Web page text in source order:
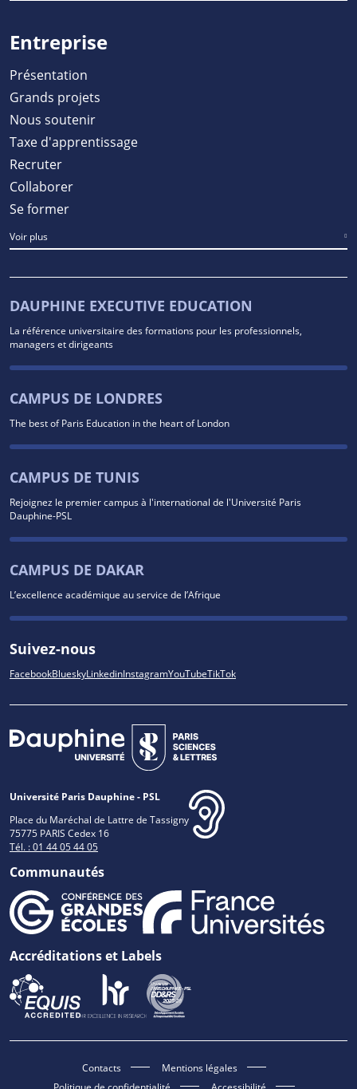
Entreprise
Présentation
Grands projets
Nous soutenir
Taxe d'apprentissage
Recruter
Collaborer
Se former
Voir plus
DAUPHINE EXECUTIVE EDUCATION
La référence universitaire des formations pour les professionnels,
managers et dirigeants
CAMPUS DE LONDRES
The best of Paris Education in the heart of London
CAMPUS DE TUNIS
Rejoignez le premier campus à l'international de l'Université Paris
Dauphine-PSL
CAMPUS DE DAKAR
L’excellence académique au service de l’Afrique
Suivez-nous
FacebookBlueskyLinkedinInstagramYouTubeTikTok
Université Paris Dauphine - PSL
Place du Maréchal de Lattre de Tassigny
75775 PARIS Cedex 16
Tél. : 01 44 05 44 05
Communautés
Accréditations et Labels
Contacts
Mentions légales
Politique de confidentialité
Accessibilité